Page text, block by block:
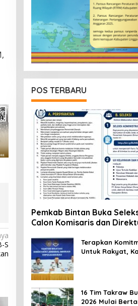
S
POS TERBARU
Pemkab Bintan Buka
Calon Komisaris dan
Terapkan
Untuk Rakyat,
16 Tim Takraw
2026 Mulai